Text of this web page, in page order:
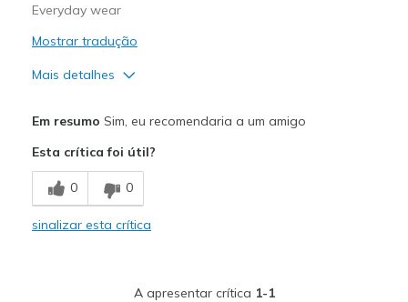
Everyday wear
Mostrar tradução
Mais detalhes
Stylish
Contras
Just needs to make a wide width
Em resumo Sim, eu recomendaria a um amigo
Esta crítica foi útil?
0 0
sinalizar esta crítica
A apresentar crítica 1-1